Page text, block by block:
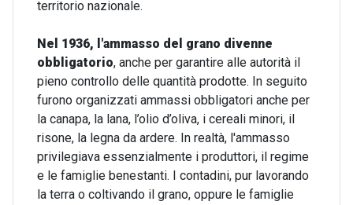
territorio nazionale.
Nel 1936, l'ammasso del grano divenne
obbligatorio, anche per garantire alle autorità il
pieno controllo delle quantità prodotte. In seguito
furono organizzati ammassi obbligatori anche per
la canapa, la lana, l’olio d’oliva, i cereali minori, il
risone, la legna da ardere. In realtà, l'ammasso
privilegiava essenzialmente i produttori, il regime
e le famiglie benestanti. I contadini, pur lavorando
la terra o coltivando il grano, oppure le famiglie